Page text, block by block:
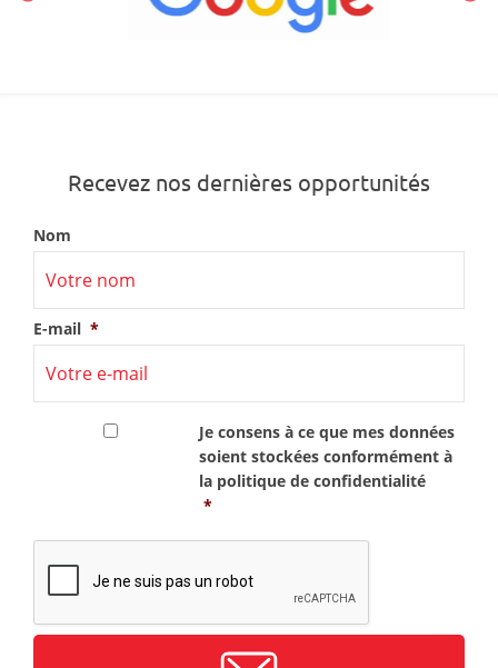
Recevez nos dernières opportunités
Nom
E-mail *
Je consens à ce que mes données
soient stockées conformément à
la politique de confidentialité
*